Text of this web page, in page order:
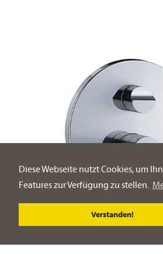
Diese Webseite nutzt Cookies, um
Features zur Verfügung zu stellen.
Verstanden!